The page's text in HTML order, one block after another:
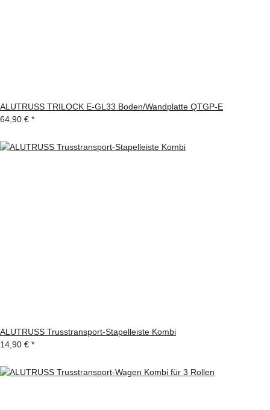
ALUTRUSS TRILOCK E-GL33 Boden/Wandplatte QTGP-E
64,90 € *
ALUTRUSS Trusstransport-Stapelleiste Kombi
14,90 € *